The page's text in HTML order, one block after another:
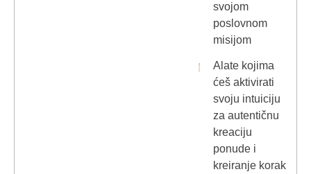
svojom
poslovnom
misijom
Alate kojima
ćeš aktivirati
svoju intuiciju
za autentičnu
kreaciju
ponude i
kreiranje korak